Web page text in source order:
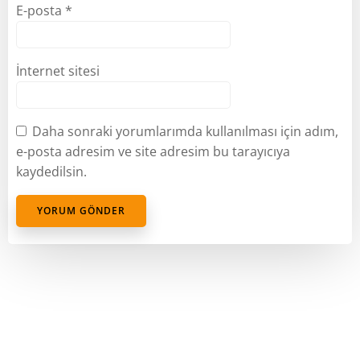
E-posta *
İnternet sitesi
Daha sonraki yorumlarımda kullanılması için adım,
e-posta adresim ve site adresim bu tarayıcıya
kaydedilsin.